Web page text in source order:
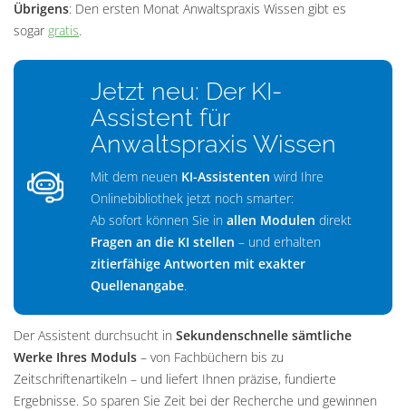
Übrigens: Den ersten Monat Anwaltspraxis Wissen gibt es
sogar gratis.
Jetzt neu: Der KI-
Assistent für
Anwaltspraxis Wissen
Mit dem neuen KI-Assistenten wird Ihre
Onlinebibliothek jetzt noch smarter:
Ab sofort können Sie in allen Modulen direkt
Fragen an die KI stellen – und erhalten
zitierfähige Antworten mit exakter
Quellenangabe.
Der Assistent durchsucht in Sekundenschnelle sämtliche
Werke Ihres Moduls – von Fachbüchern bis zu
Zeitschriftenartikeln – und liefert Ihnen präzise, fundierte
Ergebnisse. So sparen Sie Zeit bei der Recherche und gewinnen